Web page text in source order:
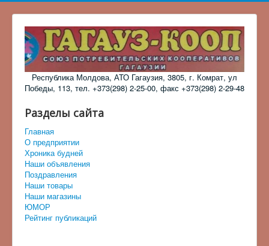
Республика Молдова, АТО Гагаузия, 3805, г. Комрат, ул
Победы, 113, тел. +373(298) 2-25-00, факс +373(298) 2-29-48
Разделы сайта
Главная
О предприятии
Хроника будней
Наши объявления
Поздравления
Наши товары
Наши магазины
ЮМОР
Рейтинг публикаций